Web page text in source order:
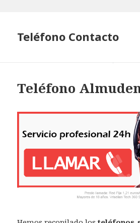
Teléfono Contacto
Teléfono